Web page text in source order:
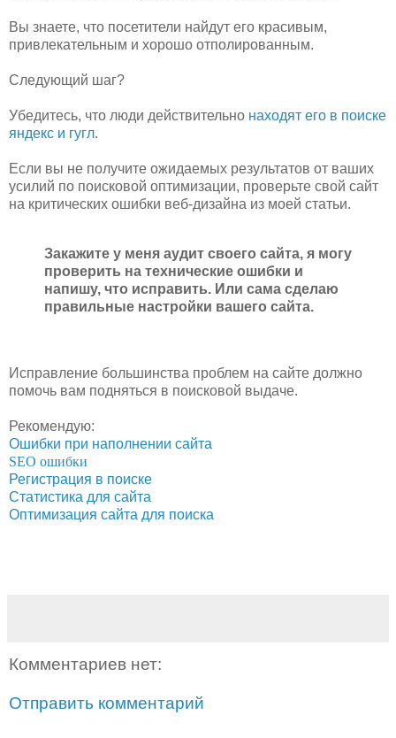
Вы знаете, что посетители найдут его красивым,
привлекательным и хорошо отполированным.
Следующий шаг?
Убедитесь, что люди действительно находят его в поиске
яндекс и гугл.
Если вы не получите ожидаемых результатов от ваших
усилий по поисковой оптимизации, проверьте свой сайт
на критических ошибки веб-дизайна из моей статьи.
Закажите у меня аудит своего сайта, я могу
проверить на технические ошибки и
напишу, что исправить. Или сама сделаю
правильные настройки вашего сайта.
Исправление большинства проблем на сайте должно
помочь вам подняться в поисковой выдаче.
Рекомендую:
Ошибки при наполнении сайта
SEO ошибки
Регистрация в поиске
Статистика для сайта
Оптимизация сайта для поиска
Комментариев нет:
Отправить комментарий